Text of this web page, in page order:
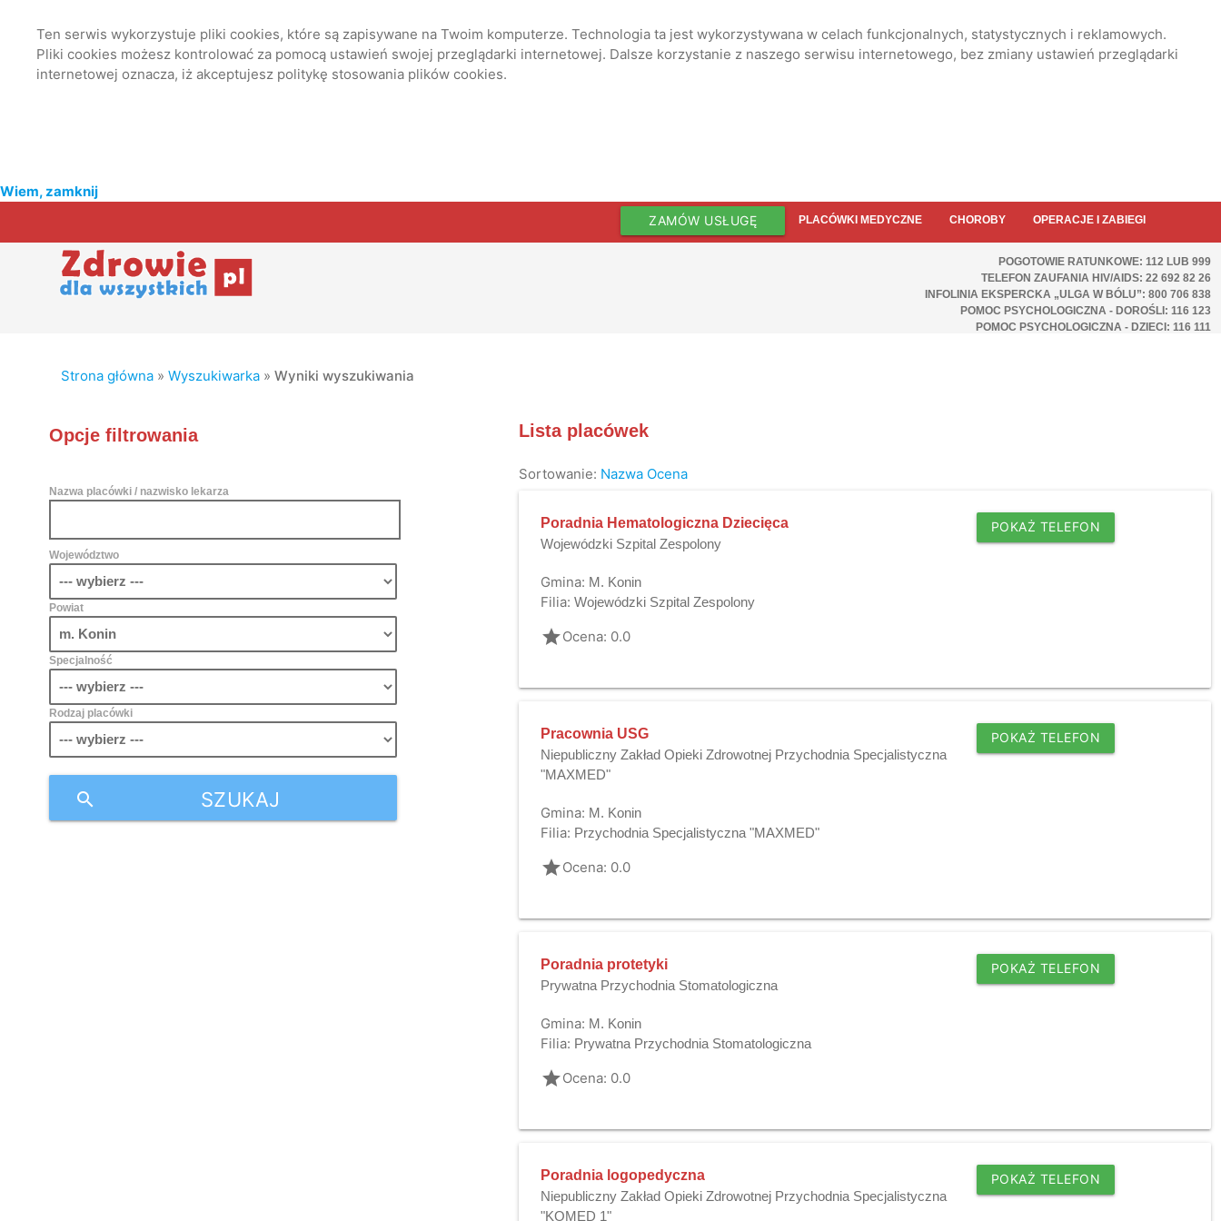
Ten serwis wykorzystuje pliki cookies, które są zapisywane na Twoim komputerze. Technologia ta jest wykorzystywana w celach funkcjonalnych, statystycznych i reklamowych.
Pliki cookies możesz kontrolować za pomocą ustawień swojej przeglądarki internetowej. Dalsze korzystanie z naszego serwisu internetowego, bez zmiany ustawień przeglądarki
internetowej oznacza, iż akceptujesz politykę stosowania plików cookies.
Wiem, zamknij
ZAMÓW USŁUGĘ PLACÓWKI MEDYCZNE CHOROBY OPERACJE I ZABIEGI
POGOTOWIE RATUNKOWE: 112 LUB 999
TELEFON ZAUFANIA HIV/AIDS: 22 692 82 26
INFOLINIA EKSPERCKA „ULGA W BÓLU”: 800 706 838
POMOC PSYCHOLOGICZNA - DOROŚLI: 116 123
POMOC PSYCHOLOGICZNA - DZIECI: 116 111
Strona główna »Wyszukiwarka »Wyniki wyszukiwania
Opcje filtrowania
Nazwa placówki / nazwisko lekarza
Województwo
Powiat
Specjalność
Rodzaj placówki
SZUKAJ
search
Lista placówek
Sortowanie: Nazwa Ocena
Poradnia Hematologiczna Dziecięca
Wojewódzki Szpital Zespolony
POKAŻ TELEFON
Gmina: M. Konin
Filia: Wojewódzki Szpital Zespolony
gradeOcena: 0.0
Pracownia USG
Niepubliczny Zakład Opieki Zdrowotnej Przychodnia Specjalistyczna
"MAXMED"
POKAŻ TELEFON
Gmina: M. Konin
Filia: Przychodnia Specjalistyczna "MAXMED"
gradeOcena: 0.0
Poradnia protetyki
Prywatna Przychodnia Stomatologiczna
POKAŻ TELEFON
Gmina: M. Konin
Filia: Prywatna Przychodnia Stomatologiczna
gradeOcena: 0.0
Poradnia logopedyczna
Niepubliczny Zakład Opieki Zdrowotnej Przychodnia Specjalistyczna
"KOMED 1"
POKAŻ TELEFON